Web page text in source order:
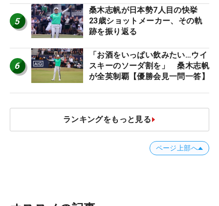
5
桑木志帆が日本勢7人目の快挙
23歳ショットメーカー、その軌
跡を振り返る
6
「お酒をいっぱい飲みたい…ウイ
スキーのソーダ割を」 桑木志帆
が全英制覇【優勝会見一問一答】
ランキングをもっと見る
ページ上部へ